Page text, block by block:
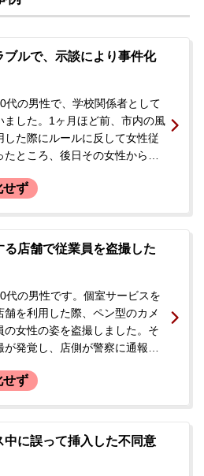
ブルで、示談により事件化
代の男性で、学校関係者として
ました。1ヶ月ほど前、市内の風
した際にルールに反して女性従
たところ、後日その女性から
謝料を請求されました。依頼
た。依頼者は本番強要の事実
つも、職業柄、事件が公になる
事務所に相談されました。
せず
店舗で従業員を盗撮した
代の男性です。個室サービスを
舗を利用した際、ペン型のカメ
の女性の姿を盗撮しました。そ
発覚し、店側が警察に通報。
円を請求され、支払いを約束
じ女性を盗撮したことを警察に
たため、今後の刑事手続きに大
抱き、弁護士に相談しました。
せず
に誤って挿入した不同意